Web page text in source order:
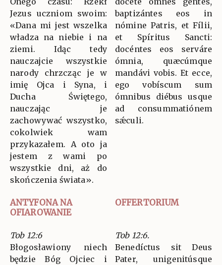
Jezus uczniom swoim:
«Dana mi jest wszelka
władza na niebie i na
ziemi. Idąc tedy
nauczajcie wszystkie
narody chrzcząc je w
imię Ojca i Syna, i
Ducha Świętego,
nauczając je
zachowywać wszystko,
cokolwiek wam
przykazałem. A oto ja
jestem z wami po
wszystkie dni, aż do
skończenia świata».
baptizántes eos in
nómine Patris, et Fílii,
et Spíritus Sancti:
docéntes eos serváre
ómnia, quæcúmque
mandávi vobis. Et ecce,
ego vobíscum sum
ómnibus diébus usque
ad consummatiónem
sǽculi.
ANTYFONA NA
OFIAROWANIE
OFFERTORIUM
Tob 12:6
Błogosławiony niech
będzie Bóg Ojciec i
Tob 12:6.
Benedíctus sit Deus
Pater, unigenitúsque